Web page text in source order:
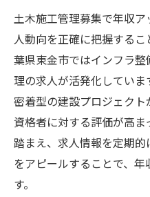
土木施工管理募集で年収
人動向を正確に把握する
葉県東金市ではインフラ
理の求人が活発化してい
密着型の建設プロジェク
資格者に対する評価が高
踏まえ、求人情報を定期
をアピールすることで、
す。